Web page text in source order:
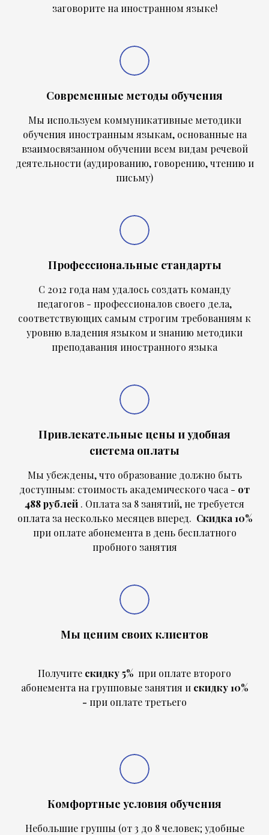
заговорите на иностранном языке!
Современные методы обучения
Мы используем коммуникативные методики
обучения иностранным языкам, основанные на
взаимосвязанном обучении всем видам речевой
деятельности (аудированию, говорению, чтению и
письму)
Профессиональные стандарты
С 2012 года нам удалось создать команду
педагогов - профессионалов своего дела,
соответствующих самым строгим требованиям к
уровню владения языком и знанию методики
преподавания иностранного языка
Привлекательные цены и удобная
система оплаты
Мы убеждены, что образование должно быть
доступным: стоимость академического часа - от
488 рублей . Оплата за 8 занятий, не требуется
оплата за несколько месяцев вперед. Скидка 10%
при оплате абонемента в день бесплатного
пробного занятия
Мы ценим своих клиентов
Получите скидку 5% при оплате второго
абонемента на групповые занятия и скидку 10%
- при оплате третьего
Комфортные условия обучения
Небольшие группы (от 3 до 8 человек; удобные